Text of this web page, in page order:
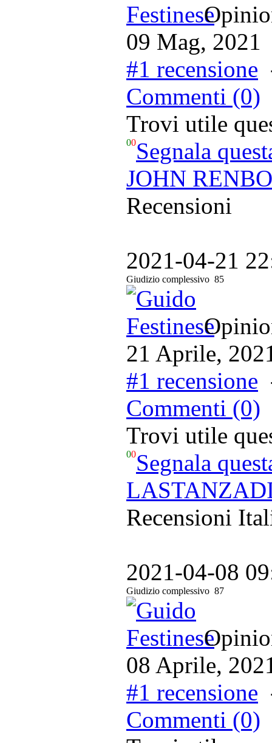
09 Mag, 2021
#1 recensione
Commenti (0)
Trovi utile
00Segnala
JOHN
Recensioni
2021-04-21
Giudizio complessivo 85
21 Aprile,
#1 recensione
Commenti (0)
Trovi utile
00Segnala
Recensioni
2021-04-08
Giudizio complessivo 87
08 Aprile,
#1 recensione
Commenti (0)